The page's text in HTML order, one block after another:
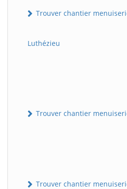
Trouver chantier
Luthézieu
Trouver chantier
Trouver chantier